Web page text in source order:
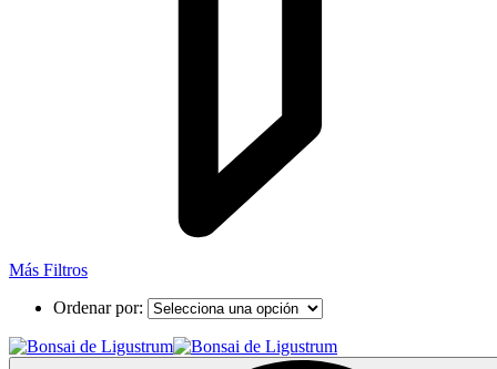
Más Filtros
Ordenar por: